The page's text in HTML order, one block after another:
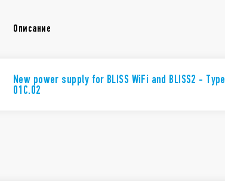
Описание
New power supply for BLISS WiFi and BLISS2 - Type
01C.02